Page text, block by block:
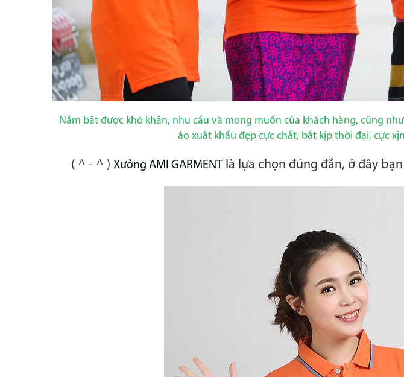
Nắm băt được khó khăn, nhu cầu và mong muốn của khách hàng, cũng
áo xuất khẩu đẹp cực chất, bắt kịp thời đại, cực
( ^ - ^ ) Xưởng AMI GARMENTlà lựa chọn đúng đắn, ở đây